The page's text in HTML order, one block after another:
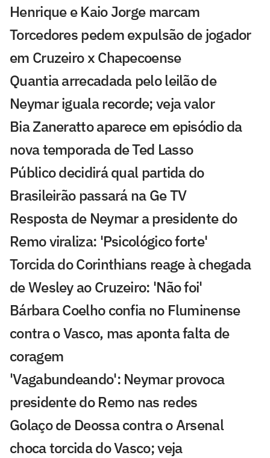
Henrique e Kaio Jorge marcam
Torcedores pedem expulsão de jogador
em Cruzeiro x Chapecoense
Quantia arrecadada pelo leilão de
Neymar iguala recorde; veja valor
Bia Zaneratto aparece em episódio da
nova temporada de Ted Lasso
Público decidirá qual partida do
Brasileirão passará na Ge TV
Resposta de Neymar a presidente do
Remo viraliza: 'Psicológico forte'
Torcida do Corinthians reage à chegada
de Wesley ao Cruzeiro: 'Não foi'
Bárbara Coelho confia no Fluminense
contra o Vasco, mas aponta falta de
coragem
'Vagabundeando': Neymar provoca
presidente do Remo nas redes
Golaço de Deossa contra o Arsenal
choca torcida do Vasco; veja